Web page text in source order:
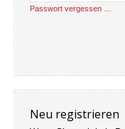
Passwort vergessen …
Neu registrieren